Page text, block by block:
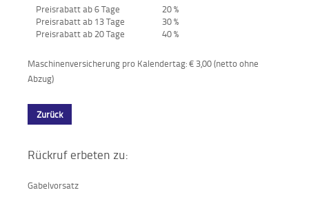
Anfahrt
Preisrabatt ab 6 Tage
Preisrabatt ab 13 Tage
Preisrabatt ab 20 Tage
20 %
30 %
40 %
Maschinenversicherung pro Kalendertag: € 3,00 (netto ohne
Abzug)
Zurück
Rückruf erbeten zu:
Gabelvorsatz